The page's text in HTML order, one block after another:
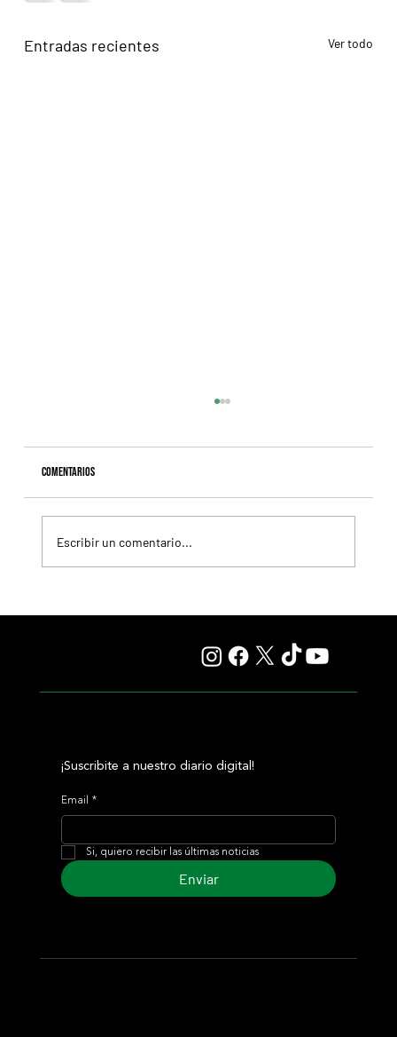
Entradas recientes Ver todo
Comentarios
Escribir un comentario...
¡Suscribite a nuestro diario digital!
Email *
Si, quiero recibir las últimas noticias
Enviar